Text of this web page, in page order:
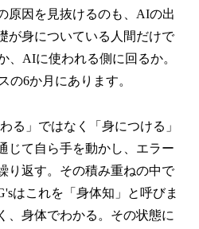
原因を見抜けるのも、AIの出
が身についている人間だけで
、AIに使われる側に回るか。
の6か月にあります。
る」ではなく「身につける」
じて自ら手を動かし、エラー
り返す。その積み重ねの中で
はこれを「身体知」と呼びま
、身体でわかる。その状態に